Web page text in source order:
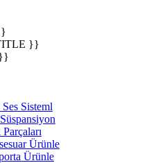
}}
Sisteml
Ürünle
Ürünle